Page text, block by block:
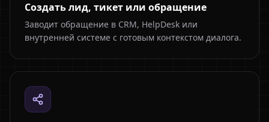
Создать лид, тикет или обращение
Заводит обращение в CRM, HelpDesk или
внутренней системе с готовым контекстом диалога.